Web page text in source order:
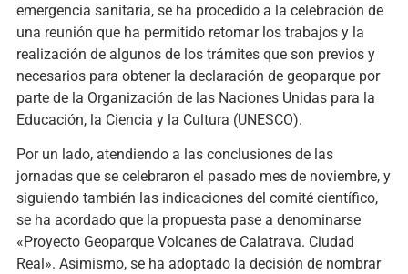
emergencia sanitaria, se ha procedido a la celebración de
una reunión que ha permitido retomar los trabajos y la
realización de algunos de los trámites que son previos y
necesarios para obtener la declaración de geoparque por
parte de la Organización de las Naciones Unidas para la
Educación, la Ciencia y la Cultura (UNESCO).
Por un lado, atendiendo a las conclusiones de las
jornadas que se celebraron el pasado mes de noviembre, y
siguiendo también las indicaciones del comité científico,
se ha acordado que la propuesta pase a denominarse
«Proyecto Geoparque Volcanes de Calatrava. Ciudad
Real». Asimismo, se ha adoptado la decisión de nombrar